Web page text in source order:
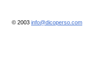
© 2003 info@dicoperso.com